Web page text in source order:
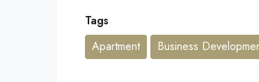
Tags
Apartment
Business